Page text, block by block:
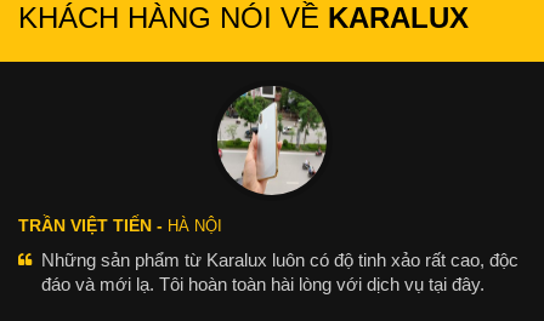
KHÁCH HÀNG NÓI VỀ KARALUX
TRẦN VIỆT TIẾN - HÀ NỘI
Những sản phẩm từ Karalux luôn có độ tinh xảo rất cao, độc
đáo và mới lạ. Tôi hoàn toàn hài lòng với dịch vụ tại đây.